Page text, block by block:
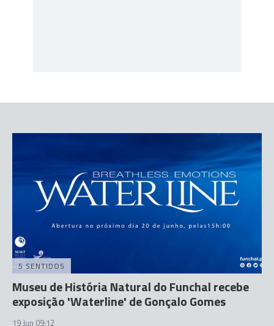
5 SENTIDOS
Museu de História Natural do Funchal recebe
exposição 'Waterline' de Gonçalo Gomes
19 Jun 09:12